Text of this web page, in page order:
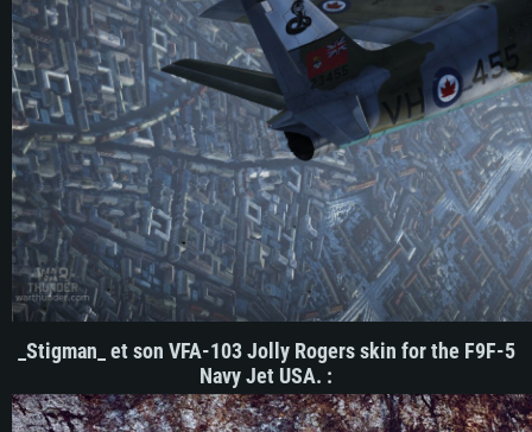
_Stigman_ et son VFA-103 Jolly Rogers skin for the F9F-5
Navy Jet USA. :